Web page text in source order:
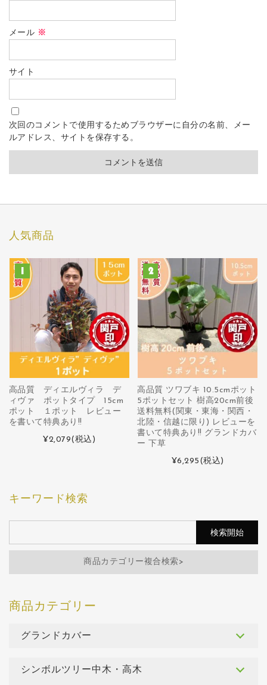
メール ※
サイト
次回のコメントで使用するためブラウザーに自分の名前、メー
ルアドレス、サイトを保存する。
人気商品
高品質 ディエルヴィラ デ
ィヴァ ポットタイプ 15cm
ポット １ポット レビュー
を書いて特典あり!!
¥2,079(税込)
高品質 ツワブキ 10.5cmポット
5ポットセット 樹高20cm前後
送料無料(関東・東海・関西・
北陸・信越に限り) レビューを
書いて特典あり!! グランドカバ
ー 下草
¥6,295 (税込)
キーワード検索
商品カテゴリー複合検索>
グランドカバー
シンボルツリー中木・高木